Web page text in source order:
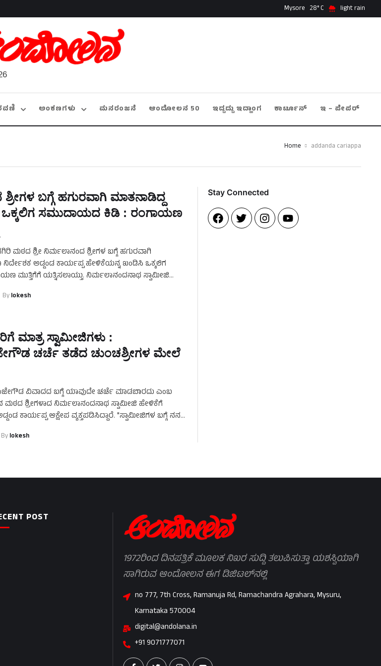
Mysore 28 light rain
ಅಂಕಣಗಳು ಮನರಂಜನೆ ಆಂದೋಲನ 50 ಇದ್ದದ್ದು ಇದ್ಹಾಂಗ ಕಾರ್ಟೂನ್ ಇ – ಪೇಪರ್
Home addanda cariappa
ಬಗ್ಗೆ ಹಗುರವಾಗಿ ಮಾತನಾಡಿದ್ದ
ಒಕ್ಕಲಿಗ ಸಮುದಾಯದ ಕಿಡಿ : ರಂಗಾಯಣ
ಮಠದ ಶ್ರೀ ನಿರ್ಮಲಾನಂದ ಶ್ರೀಗಳ ಬಗ್ಗೆ ಹಗುರವಾಗಿ
ಅಡ್ಡಂಡ ಕಾರ್ಯಪ್ಪ ಹೇಳಿಕೆಯನ್ನ ಖಂಡಿಸಿ ಒಕ್ಕಲಿಗ
ಮುತ್ತಿಗೆಗೆ ಯತ್ನಿಸಲಾಯ್ತು. ನಿರ್ಮಲಾನಂದನಾಥ ಸ್ವಾಮೀಜಿ
By lokesh
ಮಾತ್ರ ಸ್ವಾಮೀಜಿಗಳು :
ಚರ್ಚೆ ತಡೆದ ಚುಂಚಶ್ರೀಗಳ ಮೇಲೆ
ವಿವಾದದ ಬಗ್ಗೆ ಯಾವುದೇ ಚರ್ಚೆ ಮಾಡಬಾರದು ಎಂಬ
ಮಠದ ಶ್ರೀಗಳಾದ ನಿರ್ಮಲಾನಂದನಾಥ ಸ್ವಾಮೀಜಿ ಹೇಳಿಕೆಗೆ
ಕಾರ್ಯಪ್ಪ ಆಕ್ಷೇಪ ವ್ಯಕ್ತಪಡಿಸಿದ್ದಾರೆ. "ಸ್ವಾಮೀಜಿಗಳ ಬಗ್ಗೆ ನನಗೆ
By lokesh
Stay Connected​
POST
1972ರಿಂದ ದಿನಪತ್ರಿಕೆ ಮೂಲಕ ನಿಖರ ಸುದ್ದಿ ತಲುಪಿಸುತ್ತಾ ಯಶಸ್ವಿಯಾಗಿ
ಸಾಗಿರುವ ಆಂದೋಲನ ಈಗ ಡಿಜಿಟಲ್‌ನಲ್ಲಿ
no 777, 7th Cross, Ramanuja Rd, Ramachandra Agrahara, Mysuru,
Karnataka 570004
digital@andolana.in
+91 9071777071